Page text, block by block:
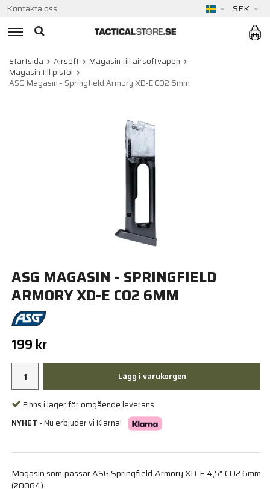
Kontakta oss SEK
Startsida Airsoft
Magasin till airsoftvapen
Magasin till pistol
ASG Magasin - Springfield Armory XD-E CO2 6mm
ASG MAGASIN - SPRINGFIELD
ARMORY XD-E CO2 6MM
199 kr
Lägg i varukorgen
Finns i lager för omgående leverans
NYHET - Nu erbjuder vi Klarna!
Magasin som passar ASG Springfield Armory XD-E 4,5" CO2 6mm
(20064).